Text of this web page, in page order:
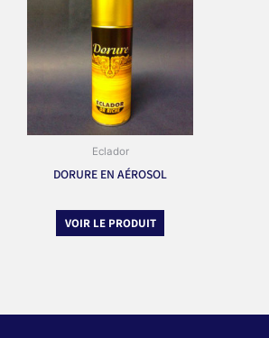
Eclador
DORURE EN AÉROSOL
VOIR LE PRODUIT